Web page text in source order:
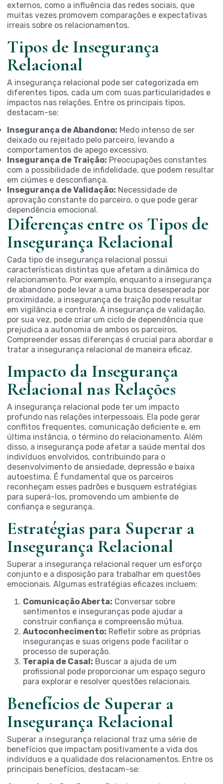
externos, como a influência das redes sociais, que
muitas vezes promovem comparações e expectativas
irreais sobre os relacionamentos.
Tipos de Insegurança
Relacional
A insegurança relacional pode ser categorizada em
diferentes tipos, cada um com suas particularidades e
impactos nas relações. Entre os principais tipos,
destacam-se:
Insegurança de Abandono: Medo intenso de ser
deixado ou rejeitado pelo parceiro, levando a
comportamentos de apego excessivo.
Insegurança de Traição: Preocupações constantes
com a possibilidade de infidelidade, que podem resultar
em ciúmes e desconfiança.
Insegurança de Validação: Necessidade de
aprovação constante do parceiro, o que pode gerar
dependência emocional.
Diferenças entre os Tipos de
Insegurança Relacional
Cada tipo de insegurança relacional possui
características distintas que afetam a dinâmica do
relacionamento. Por exemplo, enquanto a insegurança
de abandono pode levar a uma busca desesperada por
proximidade, a insegurança de traição pode resultar
em vigilância e controle. A insegurança de validação,
por sua vez, pode criar um ciclo de dependência que
prejudica a autonomia de ambos os parceiros.
Compreender essas diferenças é crucial para abordar e
tratar a insegurança relacional de maneira eficaz.
Impacto da Insegurança
Relacional nas Relações
A insegurança relacional pode ter um impacto
profundo nas relações interpessoais. Ela pode gerar
conflitos frequentes, comunicação deficiente e, em
última instância, o término do relacionamento. Além
disso, a insegurança pode afetar a saúde mental dos
indivíduos envolvidos, contribuindo para o
desenvolvimento de ansiedade, depressão e baixa
autoestima. É fundamental que os parceiros
reconheçam esses padrões e busquem estratégias
para superá-los, promovendo um ambiente de
confiança e segurança.
Estratégias para Superar a
Insegurança Relacional
Superar a insegurança relacional requer um esforço
conjunto e a disposição para trabalhar em questões
emocionais. Algumas estratégias eficazes incluem:
Comunicação Aberta: Conversar sobre
sentimentos e inseguranças pode ajudar a
construir confiança e compreensão mútua.
Autoconhecimento: Refletir sobre as próprias
inseguranças e suas origens pode facilitar o
processo de superação.
Terapia de Casal: Buscar a ajuda de um
profissional pode proporcionar um espaço seguro
para explorar e resolver questões relacionais.
Benefícios de Superar a
Insegurança Relacional
Superar a insegurança relacional traz uma série de
benefícios que impactam positivamente a vida dos
indivíduos e a qualidade dos relacionamentos. Entre os
principais benefícios, destacam-se: